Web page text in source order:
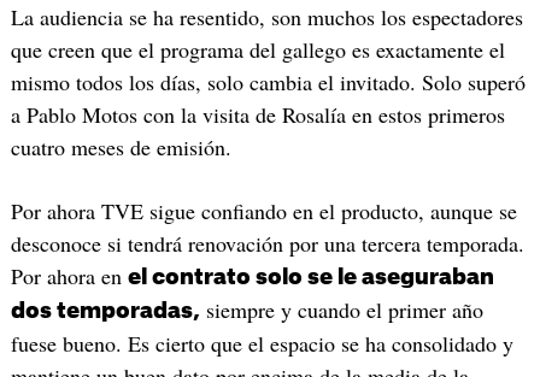
La audiencia se ha resentido, son muchos los espectadores
que creen que el programa del gallego es exactamente el
mismo todos los días, solo cambia el invitado. Solo superó
a Pablo Motos con la visita de Rosalía en estos primeros
cuatro meses de emisión.
Por ahora TVE sigue confiando en el producto, aunque se
desconoce si tendrá renovación por una tercera temporada.
Por ahora en el contrato solo se le aseguraban
dos temporadas, siempre y cuando el primer año
fuese bueno. Es cierto que el espacio se ha consolidado y